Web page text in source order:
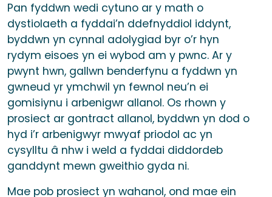
Pan fyddwn wedi cytuno ar y math o
dystiolaeth a fyddai’n ddefnyddiol iddynt,
byddwn yn cynnal adolygiad byr o’r hyn
rydym eisoes yn ei wybod am y pwnc. Ar y
pwynt hwn, gallwn benderfynu a fyddwn yn
gwneud yr ymchwil yn fewnol neu’n ei
gomisiynu i arbenigwr allanol. Os rhown y
prosiect ar gontract allanol, byddwn yn dod o
hyd i’r arbenigwyr mwyaf priodol ac yn
cysylltu â nhw i weld a fyddai diddordeb
ganddynt mewn gweithio gyda ni.
Mae pob prosiect yn wahanol, ond mae ein